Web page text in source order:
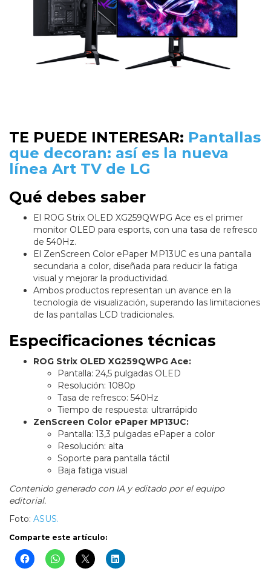
TE PUEDE INTERESAR: Pantallas
que decoran: así es la nueva
línea Art TV de LG
Qué debes saber
El ROG Strix OLED XG259QWPG Ace es el primer
monitor OLED para esports, con una tasa de refresco
de 540Hz.
El ZenScreen Color ePaper MP13UC es una pantalla
secundaria a color, diseñada para reducir la fatiga
visual y mejorar la productividad.
Ambos productos representan un avance en la
tecnología de visualización, superando las limitaciones
de las pantallas LCD tradicionales.
Especificaciones técnicas
ROG Strix OLED XG259QWPG Ace:
Pantalla: 24,5 pulgadas OLED
Resolución: 1080p
Tasa de refresco: 540Hz
Tiempo de respuesta: ultrarrápido
ZenScreen Color ePaper MP13UC:
Pantalla: 13,3 pulgadas ePaper a color
Resolución: alta
Soporte para pantalla táctil
Baja fatiga visual
Contenido generado con IA y editado por el equipo
editorial.
Foto: ASUS.
Comparte este artículo: